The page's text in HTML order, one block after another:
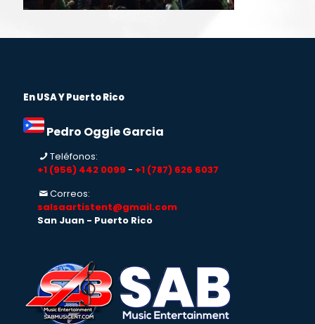
En USA Y Puerto Rico
Pedro Oggie Garcia
Teléfonos:
+1 (956) 442 0099 - +1 (787) 626 6037
Correos:
salsaartistent@gmail.com
San Juan - Puerto Rico